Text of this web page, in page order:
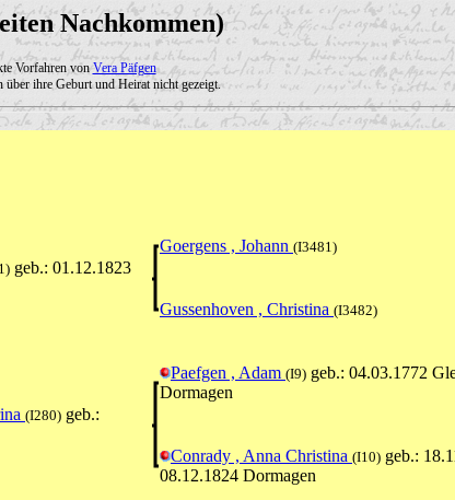
Nachkommen)
Vorfahren vonVera Päfgen
über ihre Geburt und Heirat nicht gezeigt.
Goergens , Johann (I3481)
geb.: 01.12.1823
Gussenhoven , Christina (I3482)
Paefgen , Adam (I9) geb.: 04.03.1772
Dormagen
(I280) geb.:
Conrady , Anna Christina (I10) geb.:
08.12.1824 Dormagen